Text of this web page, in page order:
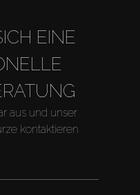
EINE
aus und unser
kontaktieren